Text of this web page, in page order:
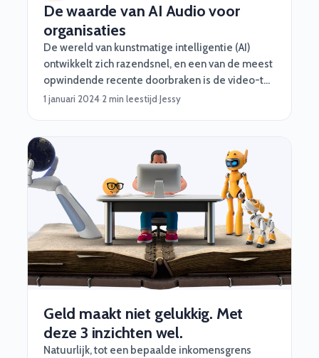
De waarde van AI Audio voor
organisaties
De wereld van kunstmatige intelligentie (AI)
ontwikkelt zich razendsnel, en een van de meest
opwindende recente doorbraken is de video-to-
audio (V2A) technologie van Google DeepMind.
door videopixels en tekstprompts te
combineren om rijke geluidslandschappen te
genereren. Voor organisaties die hun
development capaciteit willen verstevigen of
uitbreiden, biedt deze technologie ongekende
mogelijkheden.
1 januari 2024·2 min leestijd·Jessy
Geld maakt niet gelukkig. Met
deze 3 inzichten wel.
Natuurlijk, tot een bepaalde inkomensgrens